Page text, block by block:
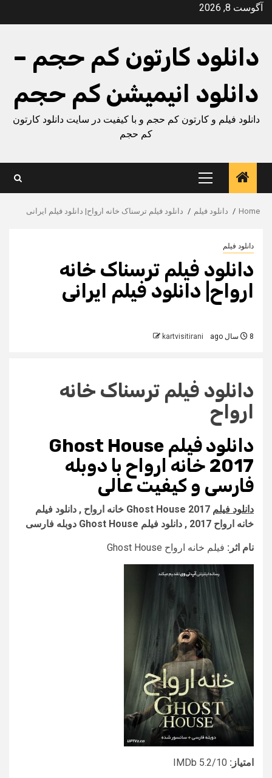
Skipآگوست 8, 2026
دانلود کارتون کم حجم –
دانلود انیمیشن کم حجم
دانلود فیلم و کارتون کم حجم و با کیفیت در سایت دانلود کارتون
کم حجم
Primary
Menu
Home دانلود فیلم دانلود فیلم ترسناک خانه ارواح| دانلود فیلم ایرانی
دانلود فیلم
دانلود فیلم ترسناک خانه
ارواح| دانلود فیلم ایرانی
8 سال ago kartvisitirani
دانلود فیلم ترسناک خانه
ارواح
دانلود فیلم Ghost House
2017 خانه ارواح با دوبله
فارسی و کیفیت عالی
دانلود فیلم
Ghost House 2017 خانه ارواح , دانلود فیلم
خانه ارواح 2017 , دانلود فیلم Ghost House دوبله فارسی
نام اثر: فیلم خانه ارواح Ghost House
امتیاز: